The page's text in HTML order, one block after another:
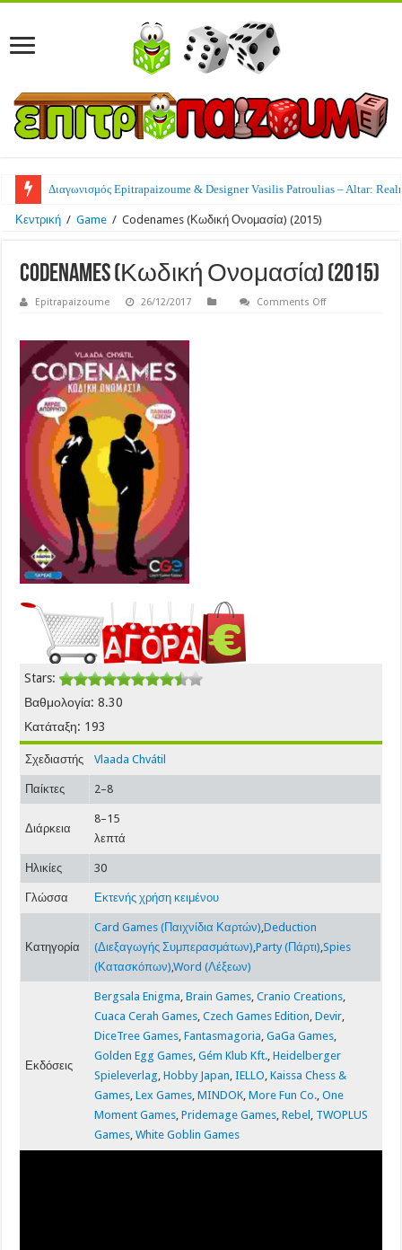
Διαγωνισμός Epitrapaizoume & Designer Vasilis Patroulias – Altar:
NEA: Mozart’s Lacrimosa γίνεται επιτραπέζιο παιχνίδι από την Devir
Κεντρική / Game / Codenames (Κωδική Ονομασία) (2015)
Codenames (Κωδική Ονομασία) (2015)
Epitrapaizoume 26/12/2017 Comments Offon
Stars:
Βαθμολογία: 8.30
Κατάταξη: 193
Σχεδιαστής Vlaada Chvátil
Παίκτες 2–8
Διάρκεια
8–15
λεπτά
Ηλικίες 30
Γλώσσα Εκτενής χρήση κειμένου
Κατηγορία
Card Games (Παιχνίδια Καρτών) ,Deduction
(Διεξαγωγής Συμπερασμάτων) ,Party (Πάρτι) ,Spies
(Κατασκόπων) ,Word (Λέξεων)
Εκδόσεις
Bergsala Enigma ,Brain Games ,Cranio Creations
Cuaca Cerah Games ,Czech Games Edition ,Devir
DiceTree Games ,Fantasmagoria ,GaGa Games
Golden Egg Games ,Gém Klub Kft. ,Heidelberger
Spieleverlag ,Hobby Japan ,IELLO ,Kaissa Chess &
Games ,Lex Games ,MINDOK ,More Fun Co. ,One
Moment Games ,Pridemage Games ,Rebel
TWOPLUS
Games ,White Goblin Games